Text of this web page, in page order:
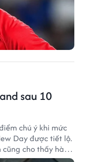
sau 10
chú ý khi mức
Day được tiết lộ.
cho thấy hành